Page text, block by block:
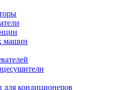
машин
кондиционеров